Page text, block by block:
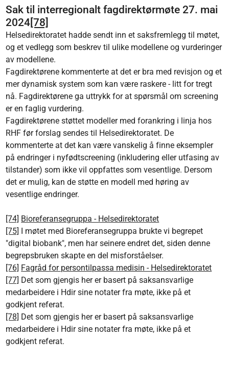
Sak til interregionalt fagdirektørmøte 27. mai
2024[78]
Helsedirektoratet hadde sendt inn et saksfremlegg til møtet,
og et vedlegg som beskrev til ulike modellene og vurderinger
av modellene.
Fagdirektørene kommenterte at det er bra med revisjon og et
mer dynamisk system som kan være raskere - litt for tregt
nå. Fagdirektørene ga uttrykk for at spørsmål om screening
er en faglig vurdering.
Fagdirektørene støttet modeller med forankring i linja hos
RHF før forslag sendes til Helsedirektoratet. De
kommenterte at det kan være vanskelig å finne eksempler
på endringer i nyfødtscreening (inkludering eller utfasing av
tilstander) som ikke vil oppfattes som vesentlige. Dersom
det er mulig, kan de støtte en modell med høring av
vesentlige endringer.
[74] Bioreferansegruppa - Helsedirektoratet
[75] I møtet med Bioreferansegruppa brukte vi begrepet
"digital biobank", men har seinere endret det, siden denne
begrepsbruken skapte en del misforståelser.
[76] Fagråd for persontilpassa medisin - Helsedirektoratet
[77] Det som gjengis her er basert på saksansvarlige
medarbeidere i Hdir sine notater fra møte, ikke på et
godkjent referat.
[78] Det som gjengis her er basert på saksansvarlige
medarbeidere i Hdir sine notater fra møte, ikke på et
godkjent referat.